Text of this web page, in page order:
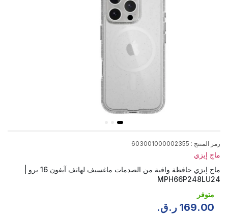
رمز المنتج :
603001000002355
ماج إيزي
ماج إيزي حافظة واقية من الصدمات ماغسيف لهاتف آيفون 16 برو |
MPH66P248LU24
متوفر
169.00 ر.ق.